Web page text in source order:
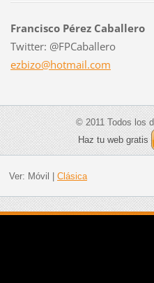
Francisco Pérez Caballero
Twitter: @FPCaballero
ezbizo@hotmail.com
© 2011 Todos los
Haz tu web gratis
Ver: Móvil Clásica